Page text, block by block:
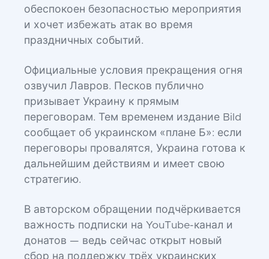
обеспокоен безопасностью мероприятия
и хочет избежать атак во время
праздничных событий.
Официальные условия прекращения огня
озвучил Лавров. Песков публично
призывает Украину к прямым
переговорам. Тем временем издание Bild
сообщает об украинском «плане Б»: если
переговоры провалятся, Украина готова к
дальнейшим действиям и имеет свою
стратегию.
В авторском обращении подчёркивается
важность подписки на YouTube-канал и
донатов — ведь сейчас открыт новый
сбор на поддержку трёх украинских